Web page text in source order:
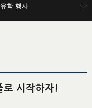
학 행사
로 시작하자!